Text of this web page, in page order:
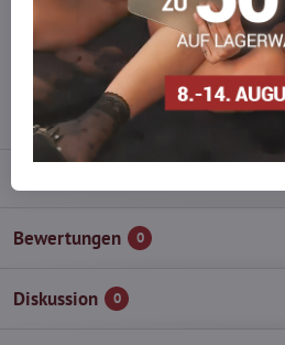
Zögern Sie nicht, uns zu kontaktieren,
wieder auf!
info​@everlady​.eu
Bewertungen 0
Diskussion 0